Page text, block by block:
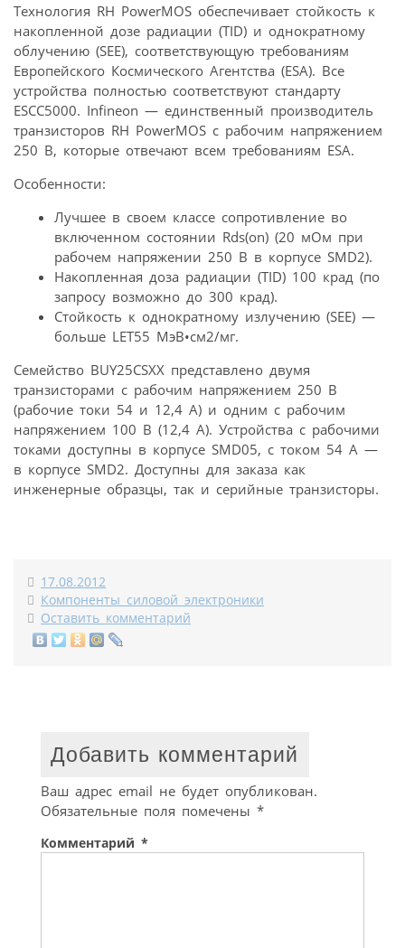
Технология RH PowerMOS обеспечивает стойкость к
накопленной дозе радиации (TID) и однократному
облучению (SEE), соответствующую требованиям
Европейского Космического Агентства (ESA). Все
устройства полностью соответствуют стандарту
ESCC5000. Infineon — единственный производитель
транзисторов RH PowerMOS с рабочим напряжением
250 В, которые отвечают всем требованиям ESA.
Особенности:
Лучшее в своем классе сопротивление во
включенном состоянии Rds(on) (20 мОм при
рабочем напряжении 250 В в корпусе SMD2).
Накопленная доза радиации (TID) 100 крад (по
запросу возможно до 300 крад).
Стойкость к однократному излучению (SEE) —
больше LET55 MэВ•см2/мг.
Семейство BUY25CSXX представлено двумя
транзисторами с рабочим напряжением 250 В
(рабочие токи 54 и 12,4 А) и одним с рабочим
напряжением 100 В (12,4 А). Устройства с рабочими
токами доступны в корпусе SMD05, с током 54 А —
в корпусе SMD2. Доступны для заказа как
инженерные образцы, так и серийные транзисторы.
17.08.2012
Компоненты силовой электроники
Оставить комментарий
Добавить комментарий
Ваш адрес email не будет опубликован.
Обязательные поля помечены *
Комментарий *